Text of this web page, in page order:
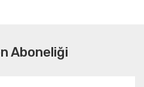
Aboneliği